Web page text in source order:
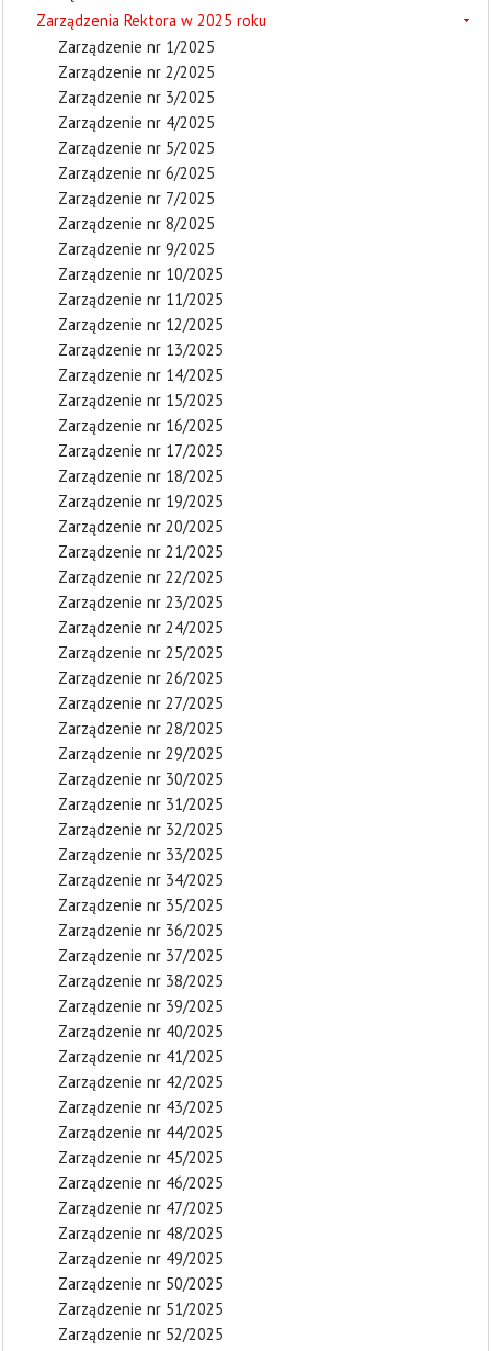
Zarządzenia Rektora w 2025 roku
Zarządzenie nr 1/2025
Zarządzenie nr 2/2025
Zarządzenie nr 3/2025
Zarządzenie nr 4/2025
Zarządzenie nr 5/2025
Zarządzenie nr 6/2025
Zarządzenie nr 7/2025
Zarządzenie nr 8/2025
Zarządzenie nr 9/2025
Zarządzenie nr 10/2025
Zarządzenie nr 11/2025
Zarządzenie nr 12/2025
Zarządzenie nr 13/2025
Zarządzenie nr 14/2025
Zarządzenie nr 15/2025
Zarządzenie nr 16/2025
Zarządzenie nr 17/2025
Zarządzenie nr 18/2025
Zarządzenie nr 19/2025
Zarządzenie nr 20/2025
Zarządzenie nr 21/2025
Zarządzenie nr 22/2025
Zarządzenie nr 23/2025
Zarządzenie nr 24/2025
Zarządzenie nr 25/2025
Zarządzenie nr 26/2025
Zarządzenie nr 27/2025
Zarządzenie nr 28/2025
Zarządzenie nr 29/2025
Zarządzenie nr 30/2025
Zarządzenie nr 31/2025
Zarządzenie nr 32/2025
Zarządzenie nr 33/2025
Zarządzenie nr 34/2025
Zarządzenie nr 35/2025
Zarządzenie nr 36/2025
Zarządzenie nr 37/2025
Zarządzenie nr 38/2025
Zarządzenie nr 39/2025
Zarządzenie nr 40/2025
Zarządzenie nr 41/2025
Zarządzenie nr 42/2025
Zarządzenie nr 43/2025
Zarządzenie nr 44/2025
Zarządzenie nr 45/2025
Zarządzenie nr 46/2025
Zarządzenie nr 47/2025
Zarządzenie nr 48/2025
Zarządzenie nr 49/2025
Zarządzenie nr 50/2025
Zarządzenie nr 51/2025
Zarządzenie nr 52/2025